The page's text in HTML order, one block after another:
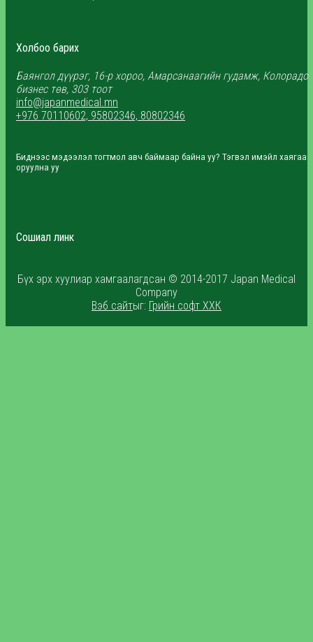
Холбоо барих
Баянгол дүүрэг, 16-р хороо, Амарсанаагийн гудамж, Колорадо
бизнес төв, 303 тоот
info@japanmedical.mn
+976 70110602, 95802346, 80802346
Биднээс мэдээлэл тогтмол авч баймаар байна уу? Тэгвэл имэйл хаягаа
оруулна уу
Сошиал линк
Бүх эрх хуулиар хамгаалагдсан © 2014-2017 Japan Medical
Company
Вэб сайтыг: Грийн софт ХХК